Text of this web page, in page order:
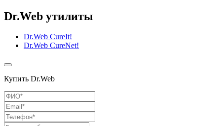
Dr.Web утилиты
Dr.Web CureIt!
Dr.Web CureNet!
Купить Dr.Web